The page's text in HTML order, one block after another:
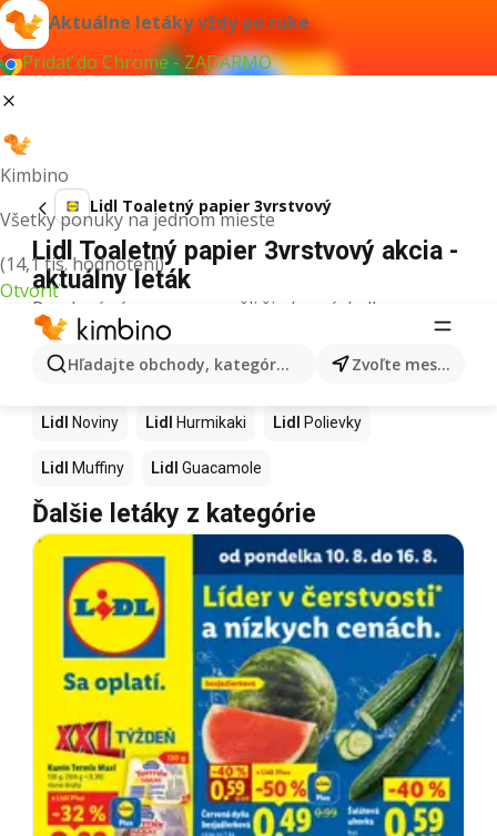
Aktuálne letáky vždy po ruke
Pridať do Chrome - ZADARMO
Kimbino
Všetky ponuky na jednom mieste
(14,1 tis. hodnotení)
Otvoriť
Hľadajte obchody, kategórie, produkty... Zvoľte mesto
Lidl Toaletný papier 3vrstvový
Lidl Toaletný papier 3vrstvový akcia -
aktuálny leták
Pre daný výraz sme nenašli žiadne výsledky.
Ďalšie produkty v obchodoch Lidl
Lidl Kapor Ashwagandha Nintendo Switch
Lidl Noviny Lidl Hurmikaki Lidl Polievky
Lidl Muffiny Lidl Guacamole
Ďalšie letáky z kategórie